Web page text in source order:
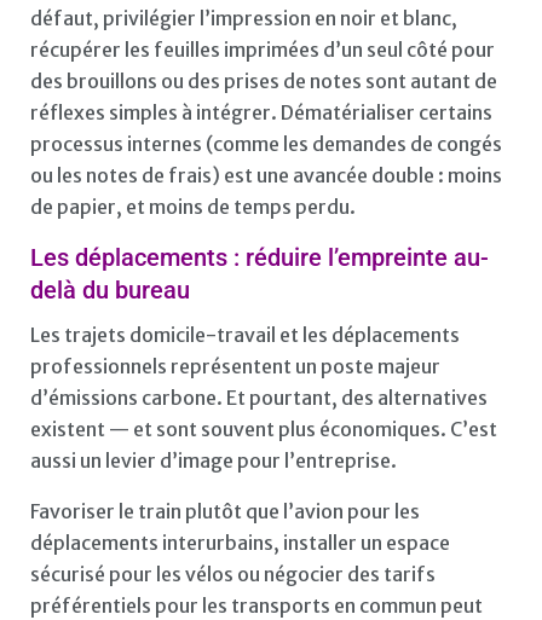
défaut, privilégier l’impression en noir et blanc,
récupérer les feuilles imprimées d’un seul côté pour
des brouillons ou des prises de notes sont autant de
réflexes simples à intégrer. Dématérialiser certains
processus internes (comme les demandes de congés
ou les notes de frais) est une avancée double : moins
de papier, et moins de temps perdu.
Les déplacements : réduire l’empreinte au-
delà du bureau
Les trajets domicile-travail et les déplacements
professionnels représentent un poste majeur
d’émissions carbone. Et pourtant, des alternatives
existent — et sont souvent plus économiques. C’est
aussi un levier d’image pour l’entreprise.
Favoriser le train plutôt que l’avion pour les
déplacements interurbains, installer un espace
sécurisé pour les vélos ou négocier des tarifs
préférentiels pour les transports en commun peut